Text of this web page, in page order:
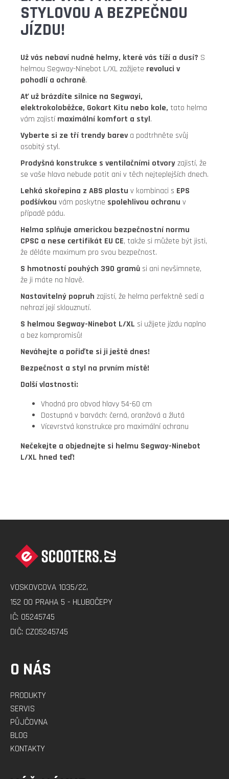
STYLOVOU A BEZPEČNOU
JÍZDU!
Už vás nebaví nudné helmy, které vás tíží a dusí? S
helmou Segway-Ninebot L/XL zažijete revoluci v
pohodlí a ochraně.
Ať už brázdíte silnice na Segwayi,
elektrokoloběžce, Gokart Kitu nebo kole, tato helma
vám zajistímaximální komfort a styl.
Vyberte si ze tří trendy barev a podtrhněte svůj
osobitý styl.
Prodyšná konstrukce s ventilačními otvoryzajistí, že
se vaše hlava nebude potit ani v těch nejteplejších dnech.
Lehká skořepina z ABS plastu v kombinaci s EPS
podšívkou vám poskytne spolehlivou ochranu v
případě pádu.
Helma splňuje americkou bezpečnostní normu
CPSC a nese certifikát EU CE, takže si můžete být jisti,
že děláte maximum pro svou bezpečnost.
S hmotností pouhých 390 gramůsi ani nevšimnete,
že ji máte na hlavě.
Nastavitelný popruh zajistí, že helma perfektně sedí a
nehrozí její sklouznutí.
S helmou Segway-Ninebot L/XL si užijete jízdu naplno
a bez kompromisů!
Neváhejte a pořiďte si ji ještě dnes!
Bezpečnost a styl na prvním místě!
Další vlastnosti:
Vhodná pro obvod hlavy 54-60 cm
Dostupná v barvách: černá, oranžová a žlutá
Vícevrstvá konstrukce pro maximální ochranu
Nečekejte a objednejte si helmu Segway-Ninebot
L/XL hned teď!
VOSKOVCOVA 1035/22,
152 00 PRAHA 5 - HLUBOČEPY
IČ: 05245745
DIČ: CZ05245745
O NÁS
PRODUKTY
SERVIS
PŮJČOVNA
BLOG
KONTAKTY